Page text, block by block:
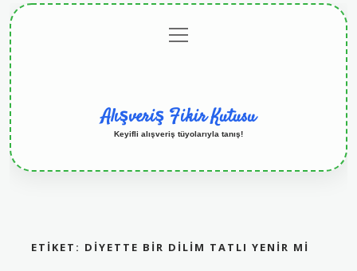
menüyü
aç
Alışveriş Fikir Kutusu
Keyifli alışveriş tüyolarıyla tanış!
ETIKET: DIYETTE BIR DILIM TATLI YENIR MI